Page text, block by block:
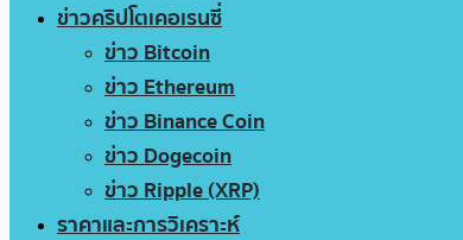
ข่าวคริปโตเคอเรนซี่
ข่าว Bitcoin
ข่าว Ethereum
ข่าว Binance Coin
ข่าว Dogecoin
ข่าว Ripple (XRP)
ราคาและการวิเคราะห์